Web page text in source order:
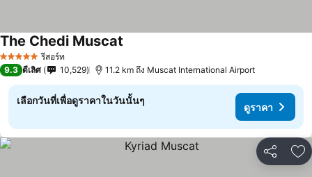
5 ดาว รีสอร์ท
The Chedi Muscat
9.3 ดีเลิศ 10,529 11.2 km ถึง Muscat International Airport
เลือกวันที่เพื่อดูราคาในวันนั้นๆ
ดูราคา
แชร์ เ